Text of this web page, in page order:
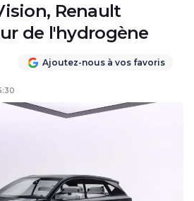
Renault
de l'hydrogène
Ajoutez-nous à vos favoris